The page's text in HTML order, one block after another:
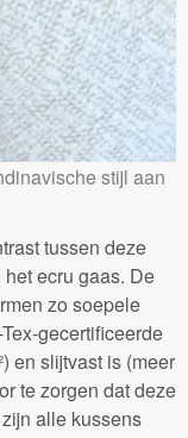
stijl aan
tussen deze
ecru gaas. De
zo soepele
gecertificeerde
en slijtvast is (meer
te zorgen dat deze
alle kussens